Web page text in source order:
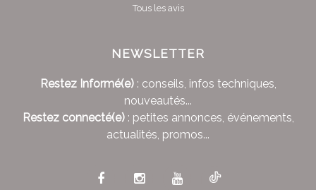
Tous les avis
NEWSLETTER
Restez Informé(e): conseils, infos techniques,
nouveautés...
Restez connecté(e): petites annonces, événements,
actualités, promos...